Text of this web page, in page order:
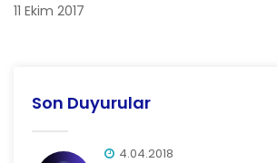
​11 Ekim 2017
Son Duyurular
4.04.2018